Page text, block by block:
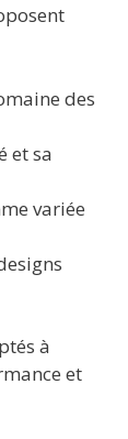
des
et sa
variée
à
et